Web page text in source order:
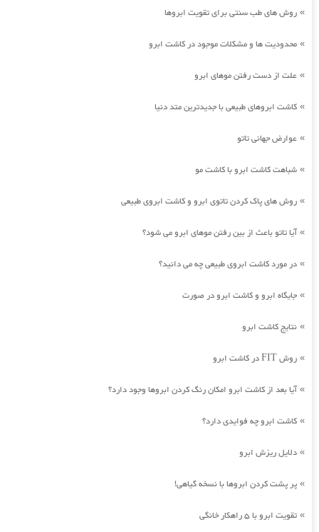
» روش های طب سنتی برای تقویت ابروها
» محدودیت ها و مشکلات موجود در کاشت ابرو
» علت از دست رفتن موهای ابرو
» کاشت ابروهای طبیعی با جدیدترین متد دنیا
» عوارض جهانی تاتو
» شباهت کاشت ابرو با کاشت مو
» روش های پاک کردن تاتوی ابرو و کاشت ابروی طبیعی
»آیا تاتو باعث از بین رفتن موهای ابرو می شود؟
» در مورد کاشت ابروی طبیعی چه می دانید؟
» جایگاه ابرو و کاشت ابرو در صورت
» نتایج کاشت ابرو
» روش FIT در کاشت ابرو
»آیا بعد از کاشت ابرو امکان رنگ کردن ابروها وجود دارد؟
» کاشت ابرو چه فوایدی دارد؟
» دلایل ریزش ابرو
» پر پشت کردن ابروها با نسخه گیاهی!
» تقویت ابرو با 5 راهکار خانگی